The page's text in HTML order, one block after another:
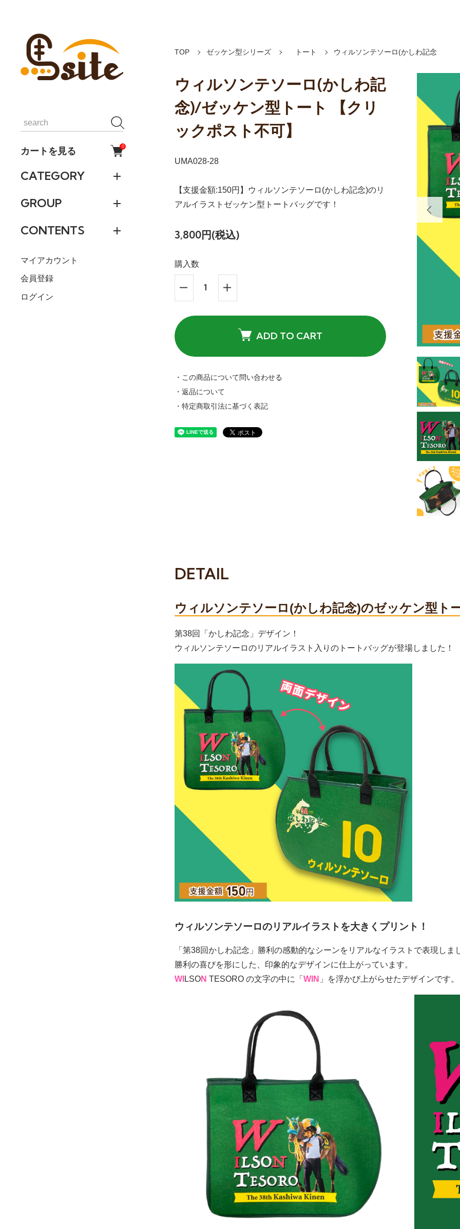
カートを見る 0
CATEGORY
GROUP
CONTENTS
マイアカウント
会員登録
ログイン
TOP ゼッケン型シリーズ トート ウィルソンテソーロ(かしわ記念
ウィルソンテソーロ(かしわ記
念)/ゼッケン型トート 【クリ
ックポスト不可】
UMA028-28
【支援金額:150円】ウィルソンテソーロ(かしわ記念)のリ
アルイラストゼッケン型トートバッグです！
3,800円(税込)
購入数
ADD TO CART
・この商品について問い合わせる
・返品について
・特定商取引法に基づく表記
DETAIL
ウィルソンテソーロ(かしわ記念)のゼッケン型ト
第38回「かしわ記念」デザイン！
ウィルソンテソーロのリアルイラスト入りのトートバッグが登場しました！
ウィルソンテソーロのリアルイラストを大きくプリント！
「第38回かしわ記念」勝利の感動的なシーンをリアルなイラストで表現しま
勝利の喜びを形にした、印象的なデザインに仕上がっています。
W LSON TESORO の文字の中に「 WIN 」を浮かび上がらせたデザインです。